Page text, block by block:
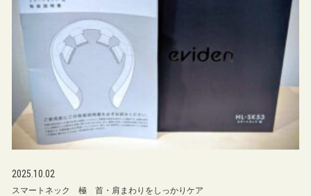
2025.10.02
スマートネック 極 首・肩まわりをしっかりケア